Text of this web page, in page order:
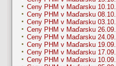
Ceny PHM v Maďarsku 10.10.
Ceny PHM v Maďarsku 08.10.
Ceny PHM v Maďarsku 03.10.
Ceny PHM v Maďarsku 26.09.
Ceny PHM v Maďarsku 24.09.
Ceny PHM v Maďarsku 19.09.
Ceny PHM v Maďarsku 17.09.
Ceny PHM v Maďarsku 10.09.